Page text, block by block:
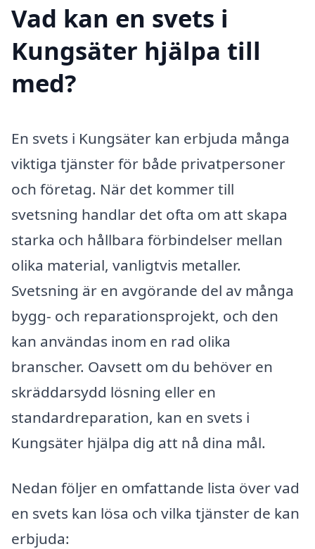
Vad kan en svets i
Kungsäter hjälpa till
med?
En svets i Kungsäter kan erbjuda många
viktiga tjänster för både privatpersoner
och företag. När det kommer till
svetsning handlar det ofta om att skapa
starka och hållbara förbindelser mellan
olika material, vanligtvis metaller.
Svetsning är en avgörande del av många
bygg- och reparationsprojekt, och den
kan användas inom en rad olika
branscher. Oavsett om du behöver en
skräddarsydd lösning eller en
standardreparation, kan en svets i
Kungsäter hjälpa dig att nå dina mål.
Nedan följer en omfattande lista över vad
en svets kan lösa och vilka tjänster de kan
erbjuda: